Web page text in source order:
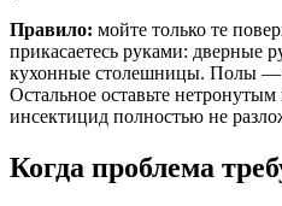
Правило: мойте только те
прикасаетесь руками: дверные
кухонные столешницы. Полы —
Остальное оставьте
инсектицид полностью не
Когда проблема